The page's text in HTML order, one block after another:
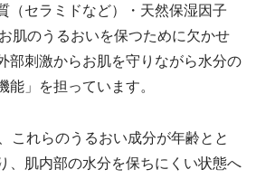
（セラミドなど）・天然保湿因子
肌のうるおいを保つために欠かせ
部刺激からお肌を守りながら水分の
能」を担っています。
これらのうるおい成分が年齢とと
、肌内部の水分を保ちにくい状態へ